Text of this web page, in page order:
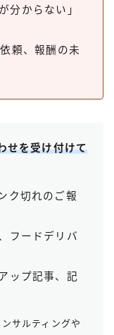
分からない」
頼、報酬の未
せを受け付けて
ク切れのご報
フードデリバ
ップ記事、記
サルティングや